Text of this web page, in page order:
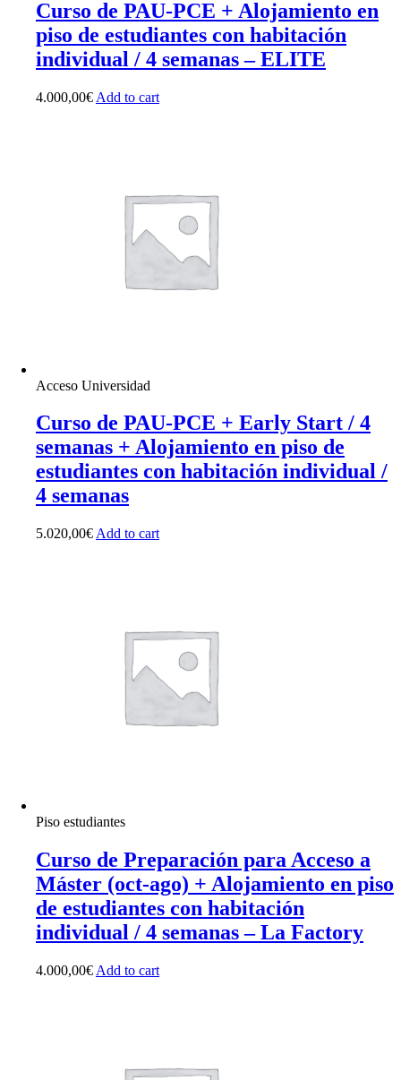
Curso de PAU-PCE + Alojamiento en
piso de estudiantes con habitación
individual / 4 semanas – ELITE
4.000,00€ Add to cart
Acceso Universidad
Curso de PAU-PCE + Early Start / 4
semanas + Alojamiento en piso de
estudiantes con habitación individual /
4 semanas
5.020,00€ Add to cart
Piso estudiantes
Curso de Preparación para Acceso a
Máster (oct-ago) + Alojamiento en piso
de estudiantes con habitación
individual / 4 semanas – La Factory
4.000,00€ Add to cart